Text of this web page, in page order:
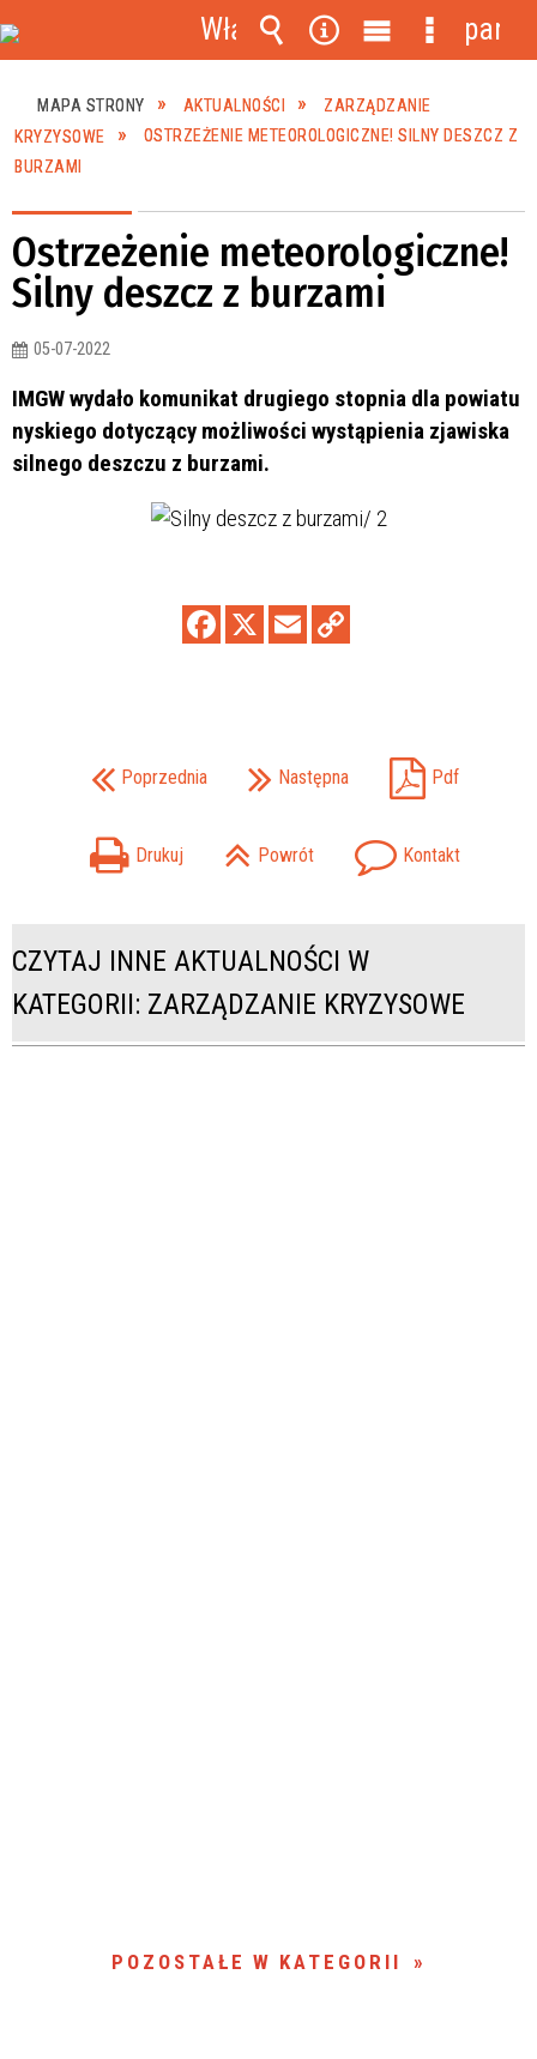
MAPA STRONY AKTUALNOŚCI
ZARZĄDZANIE
KRYZYSOWE
OSTRZEŻENIE METEOROLOGICZNE! SILNY DESZCZ Z
BURZAMI
Ostrzeżenie meteorologiczne!
Silny deszcz z burzami
05-07-2022
IMGW wydało komunikat drugiego stopnia dla powiatu
nyskiego dotyczący możliwości wystąpienia zjawiska
silnego deszczu z burzami.
Poprzednia Następna Pdf
Drukuj Powrót Kontakt
CZYTAJ INNE AKTUALNOŚCI W
KATEGORII: ZARZĄDZANIE KRYZYSOWE
POZOSTAŁE W KATEGORII
Włącz
powiadomienia
Wyszukiwarka
Narzędzia
Menu
główne
Menu
panel